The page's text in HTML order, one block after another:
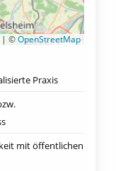
| ©OpenStreetMap
Praxis
mit öffentlichen